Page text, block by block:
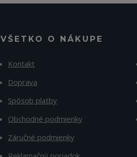
VŠETKO O NÁKUPE
Kontakt
Doprava
Spôsob platby
Obchodné podmienky
Záručné podmienky